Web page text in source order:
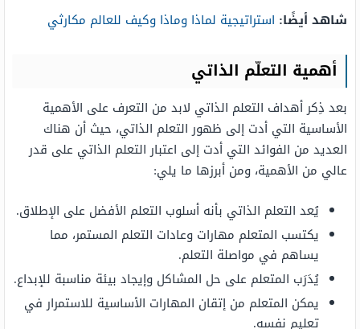
شاهد أيضًا: استراتيجية لماذا وماذا وكيف للعالم مكارثي
أهمية التعلّم الذاتي
بعد ذِكر أهداف التعلم الذاتي لابد من التعرف على الأهمية
الأساسية التي أدت إلى ظهور التعلم الذاتي، حيث أن هناك
العديد من الفوائد التي أدت إلى اعتبار التعلم الذاتي على قدر
عالي من الأهمية، ومن أبرزها ما يلي:
يُعد التعلم الذاتي بأنه أسلوب التعلم الأفضل على الإطلاق.
يكتسب المتعلم مهارات وعادات التعلم المستمر، مما
يساهم في مواصلة التعلم.
يُدَرَب المتعلم على حل المشاكل وإيجاد بيئة مناسبة للإبداع.
يمكن المتعلم من إتقان المهارات الأساسية للاستمرار في
تعليم نفسه.